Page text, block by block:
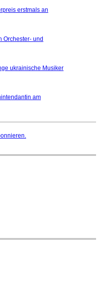
erstmals an
Orchester- und
ukrainische Musiker
am
Risto Joost
jüdischer
Preis